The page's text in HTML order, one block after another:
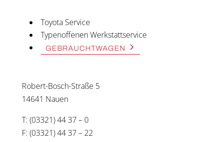
Toyota Ser­vice
Typen­of­fe­nen Werk­statt­ser­vice
GEBRAUCHT­WA­GEN
Robert-Bosch-Stra­ße 5
14641 Nau­en
T: (03321) 44 37 – 0
F: (03321) 44 37 – 22